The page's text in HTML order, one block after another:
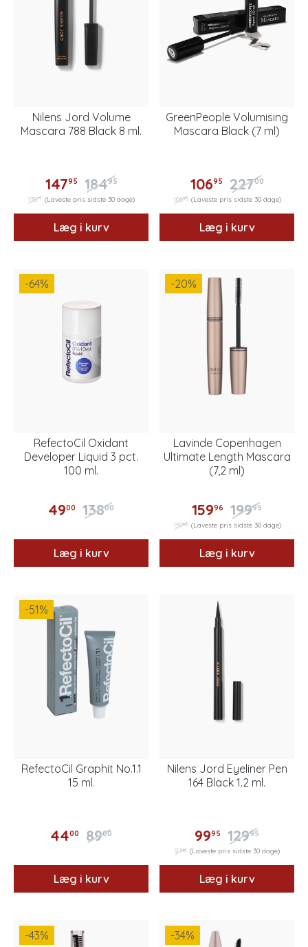
Nilens Jord Volume
Mascara 788 Black 8 ml.
14795 18495
13871 (Laveste pris sidste 30 dage)
Læg i kurv
GreenPeople Volumising
Mascara Black (7 ml)
10695 22700
10695 (Laveste pris sidste 30 dage)
Læg i kurv
-64%
RefectoCil Oxidant
Developer Liquid 3 pct.
100 ml.
4900 13800
Læg i kurv
-20%
Lavinde Copenhagen
Ultimate Length Mascara
(7,2 ml)
15996 19995
15996 (Laveste pris sidste 30 dage)
Læg i kurv
-51%
RefectoCil Graphit No.1.1
15 ml.
4400 8900
Læg i kurv
Nilens Jord Eyeliner Pen
164 Black 1.2 ml.
9995 12995
9746 (Laveste pris sidste 30 dage)
Læg i kurv
-43% -34%